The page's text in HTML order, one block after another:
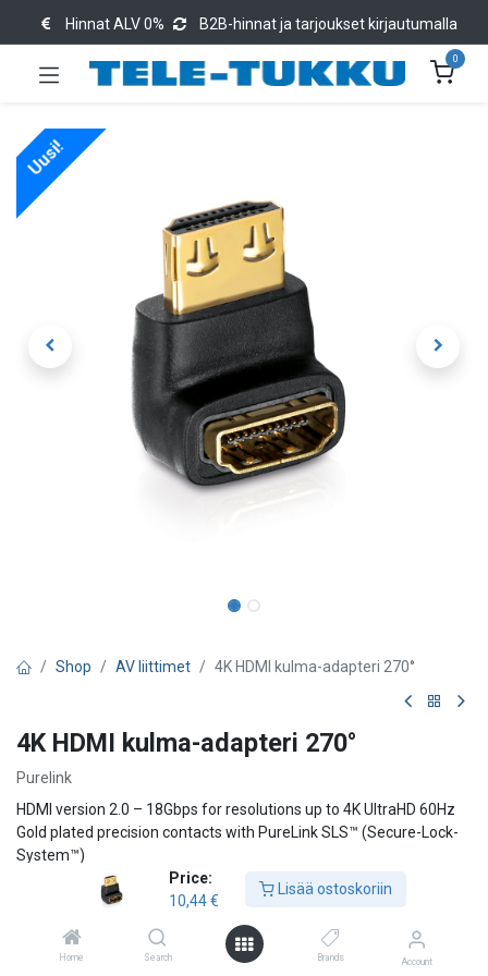
Price:
10,44€
Lisää ostoskoriin
Home Search Brands Account
Hinnat ALV 0% B2B-hinnat ja tarjoukset kirjautumalla
0
Uusi!
Shop AV liittimet 4K HDMI kulma-adapteri 270°
4K HDMI kulma-adapteri 270°
Purelink
HDMI version 2.0 – 18Gbps for resolutions up to 4K UltraHD 60Hz
Gold plated precision contacts with PureLink SLS™ (Secure-Lock-
System™)
HDMI-A male to HDMI-A female, 270° angle